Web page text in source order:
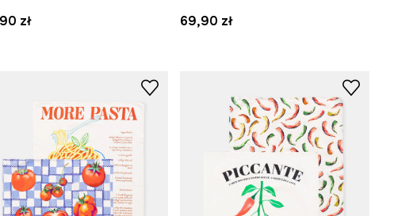
zł
69,90 zł